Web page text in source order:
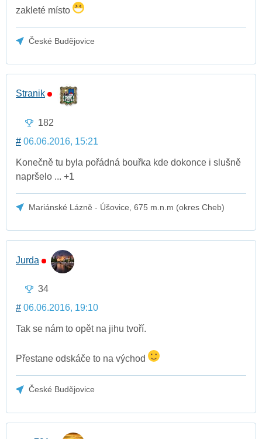
zakleté místo
České Budějovice
Stranik
182
# 06.06.2016, 15:21
Konečně tu byla pořádná bouřka kde dokonce i slušně
napršelo ... +1
Mariánské Lázně - Úšovice, 675 m.n.m (okres Cheb)
Jurda
34
# 06.06.2016, 19:10
Tak se nám to opět na jihu tvoří.
Přestane odskáče to na východ
České Budějovice